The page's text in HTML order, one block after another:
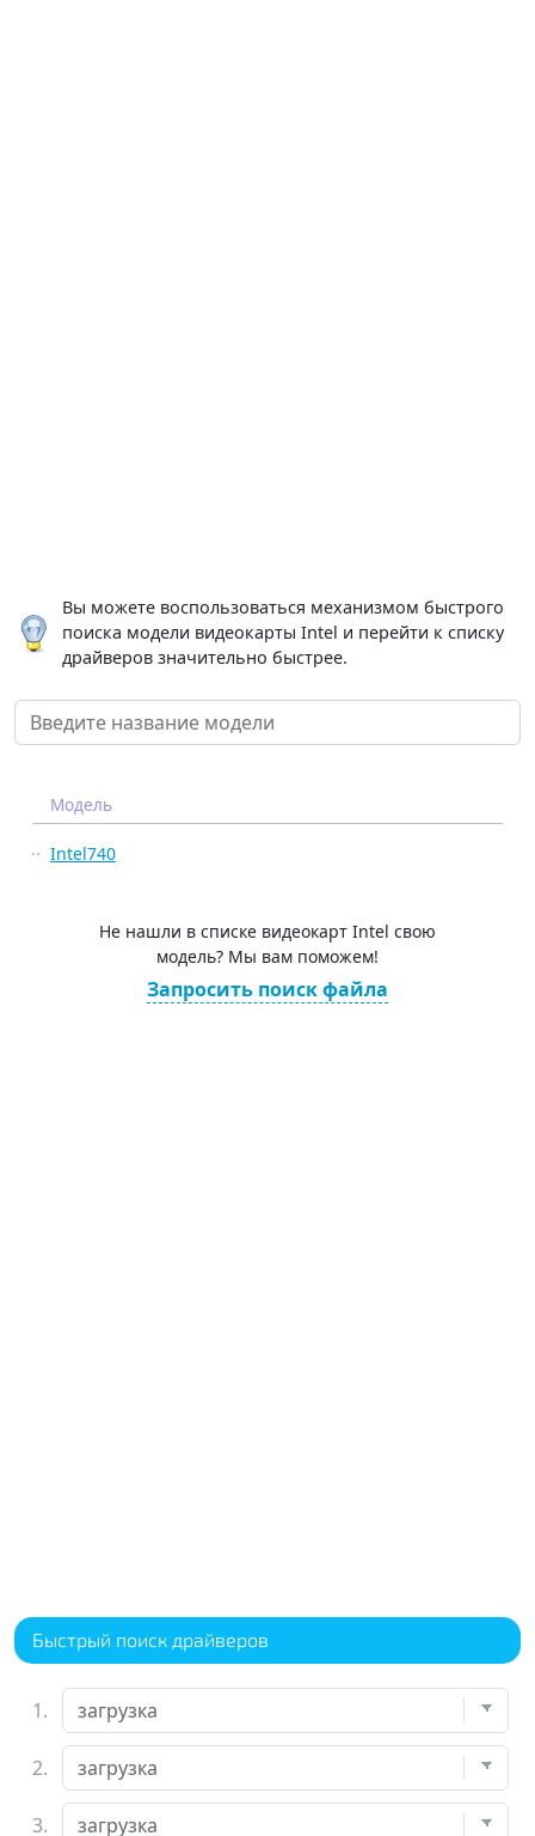
Вы можете воспользоваться механизмом быстрого
поиска модели видеокарты Intel и перейти к списку
драйверов значительно быстрее.
Модель
Intel740
Не нашли в списке видеокарт Intel свою
модель? Мы вам поможем!
Запросить поиск файла
Быстрый поиск драйверов
1.
2.
3.